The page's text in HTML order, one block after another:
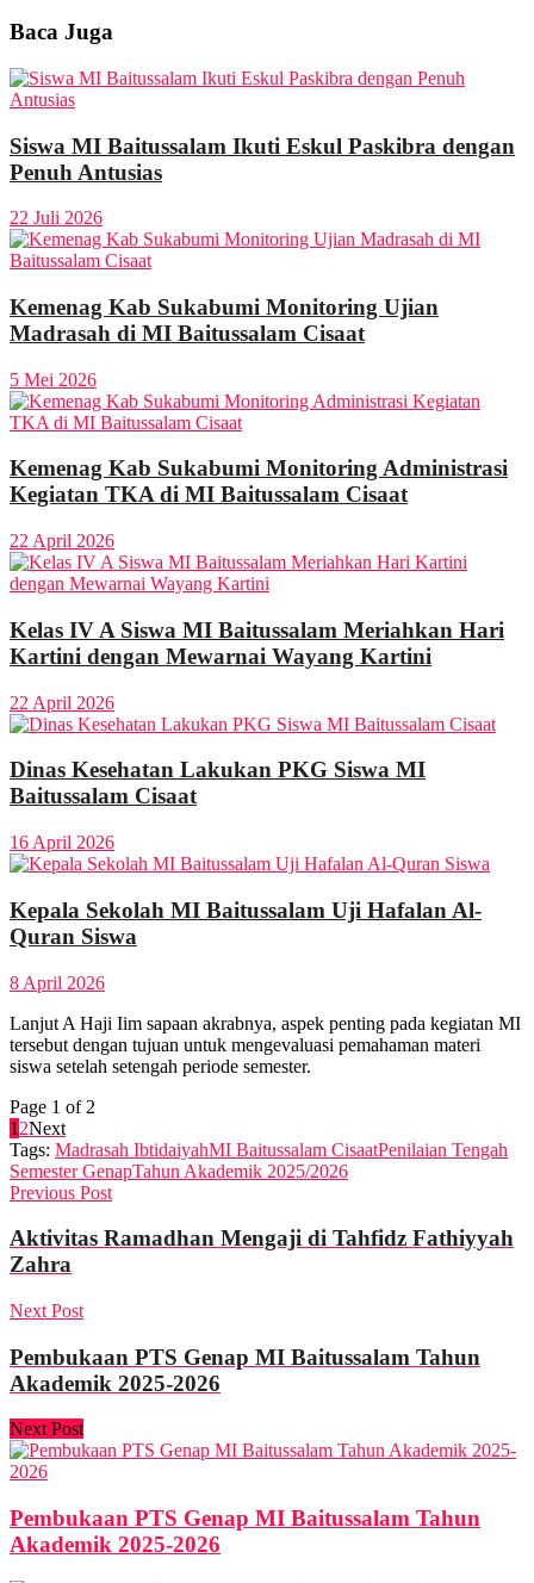
Baca Juga
Siswa MI Baitussalam Ikuti Eskul Paskibra dengan
Penuh Antusias
22 Juli 2026
Kemenag Kab Sukabumi Monitoring Ujian
Madrasah di MI Baitussalam Cisaat
5 Mei 2026
Kemenag Kab Sukabumi Monitoring Administrasi
Kegiatan TKA di MI Baitussalam Cisaat
22 April 2026
Kelas IV A Siswa MI Baitussalam Meriahkan Hari
Kartini dengan Mewarnai Wayang Kartini
22 April 2026
Dinas Kesehatan Lakukan PKG Siswa MI
Baitussalam Cisaat
16 April 2026
Kepala Sekolah MI Baitussalam Uji Hafalan Al-
Quran Siswa
8 April 2026
Lanjut A Haji Iim sapaan akrabnya, aspek penting pada kegiatan MI
tersebut dengan tujuan untuk mengevaluasi pemahaman materi
siswa setelah setengah periode semester.
Page 1 of 2
1 2Next
Tags: Madrasah IbtidaiyahMI Baitussalam CisaatPenilaian Tengah
Semester GenapTahun Akademik 2025/2026
Previous Post
Aktivitas Ramadhan Mengaji di Tahfidz Fathiyyah
Zahra
Next Post
Pembukaan PTS Genap MI Baitussalam Tahun
Akademik 2025-2026
Next Post
Pembukaan PTS Genap MI Baitussalam Tahun
Akademik 2025-2026